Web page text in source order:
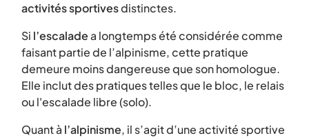
activités sportivesdistinctes.
Si l’escaladea longtemps été considérée comme
faisant partie de l’alpinisme, cette pratique
demeure moins dangereuse que son homologue.
Elle inclut des pratiques telles que le bloc, le relais
ou l'escalade libre (solo).
Quant à l’alpinisme, il s’agit d’une activité sportive